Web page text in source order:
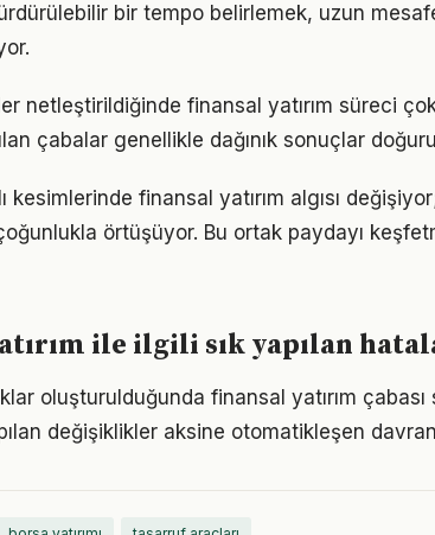
bir tempo belirlemek, uzun
netleştirildiğinde finansal yatırım süreci
çabalar genellikle dağınık sonuçlar
kesimlerinde finansal yatırım algısı
örtüşüyor. Bu ortak paydayı
ile ilgili sık yapılan
oluşturulduğunda finansal yatırım
değişiklikler aksine otomatikleşen